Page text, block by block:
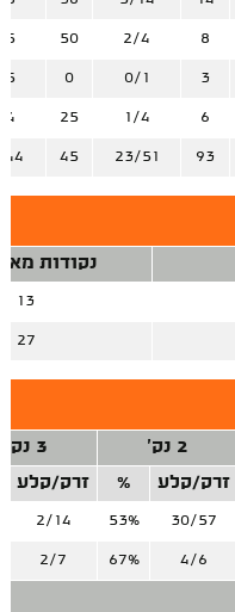
8
2/4
50
5
3
0/1
0
5
6
1/4
25
4
93
23/51
45
44
נקודות
13
27
2 נק'
3 נק'
זרק/קלע % זרק/קלע
30/57
53%
2/14
4/6
67%
2/7